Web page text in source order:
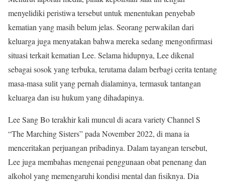
menyelidiki peristiwa tersebut untuk menentukan penyebab
kematian yang masih belum jelas. Seorang perwakilan dari
keluarga juga menyatakan bahwa mereka sedang mengonfirmasi
situasi terkait kematian Lee. Selama hidupnya, Lee dikenal
sebagai sosok yang terbuka, terutama dalam berbagi cerita tentang
masa-masa sulit yang pernah dialaminya, termasuk tantangan
keluarga dan isu hukum yang dihadapinya.
Lee Sang Bo terakhir kali muncul di acara variety Channel S
“The Marching Sisters” pada November 2022, di mana ia
menceritakan perjuangan pribadinya. Dalam tayangan tersebut,
Lee juga membahas mengenai penggunaan obat penenang dan
alkohol yang memengaruhi kondisi mental dan fisiknya. Dia